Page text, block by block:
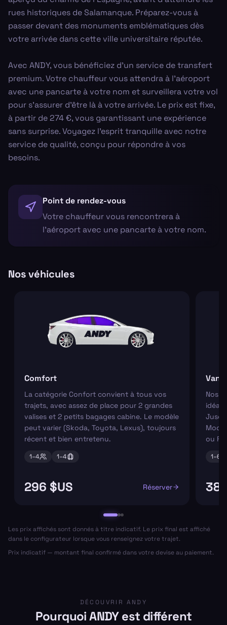
rues historiques de Salamanque. Préparez-vous à
passer devant des monuments emblématiques dès
votre arrivée dans cette ville universitaire réputée.
Avec ANDY, vous bénéficiez d'un service de transfert
premium. Votre chauffeur vous attendra à l'aéroport
avec une pancarte à votre nom et surveillera votre vol
pour s'assurer d'être là à votre arrivée. Le prix est fixe,
à partir de 274 €, vous garantissant une expérience
sans surprise. Voyagez l'esprit tranquille avec notre
service de qualité, conçu pour répondre à vos
besoins.
Point de rendez-vous
Votre chauffeur vous rencontrera à
l'aéroport avec une pancarte à votre nom.
Nos véhicules
Comfort
La catégorie Confort convient à tous vos
trajets, avec assez de place pour 2 grandes
valises et 2 petits bagages cabine. Le modèle
peut varier (Skoda, Toyota, Lexus), toujours
récent et bien entretenu.
1–4 1–4
296 $US Réserver
Van
Nos
ou
1–6
Les prix affichés sont donnés à titre indicatif. Le prix final est affiché
dans le configurateur lorsque vous renseignez votre trajet.
Prix indicatif — montant final confirmé dans votre devise au paiement.
DÉCOUVRIR ANDY
Pourquoi ANDY est différent